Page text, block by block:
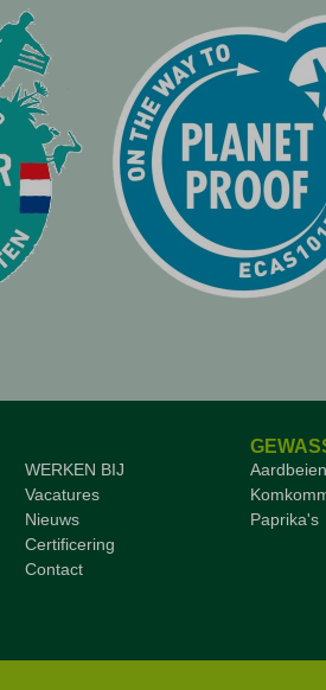
Aardbeien
Paprika's
WERKEN BIJ
Vacatures
Nieuws
Certificering
Contact